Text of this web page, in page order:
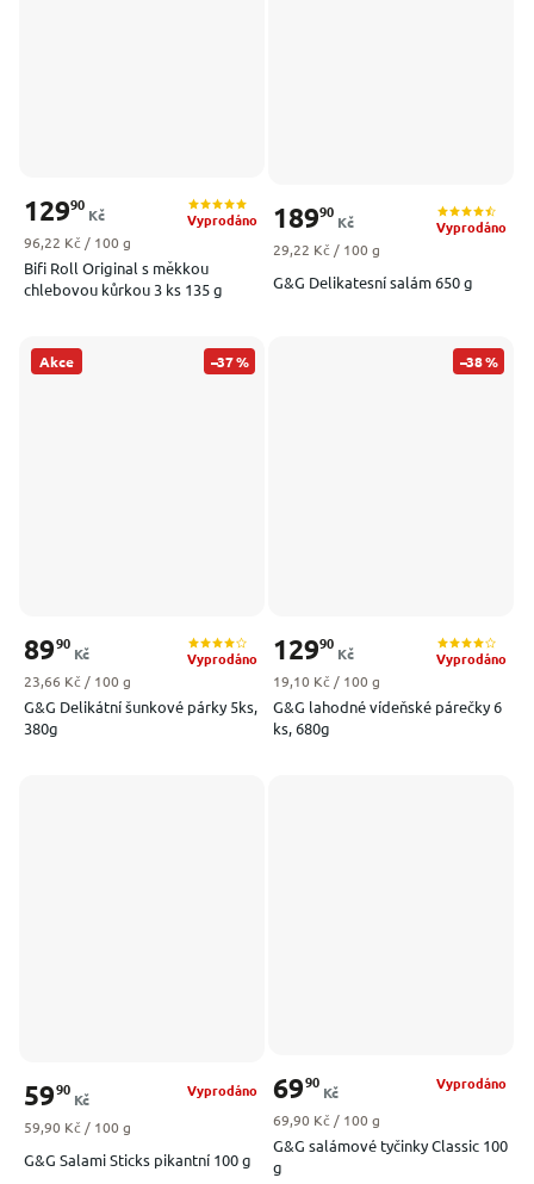
Bifi Roll Original s měkkou
chlebovou kůrkou 3 ks 135 g
Vyprodáno
12990
Kč
Měrná cena:
96,22 Kč / 100 g
G&G Delikatesní salám 650 g
Vyprodáno
18990
Kč
Měrná cena:
29,22 Kč / 100 g
Akce –37 %
G&G Delikátní šunkové párky 5ks,
380g
Vyprodáno
8990
Kč
Měrná cena:
23,66 Kč / 100 g
–38 %
G&G lahodné vídeňské párečky 6
ks, 680g
Vyprodáno
12990
Kč
Měrná cena:
19,10 Kč / 100 g
G&G Salami Sticks pikantní 100 g
Vyprodáno
5990
Kč
Měrná cena:
59,90 Kč / 100 g
G&G salámové tyčinky Classic 100
g
Vyprodáno
6990
Kč
Měrná cena:
69,90 Kč / 100 g